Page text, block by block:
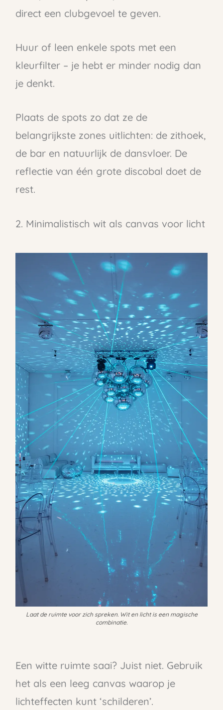
direct een clubgevoel te geven.
Huur of leen enkele spots met een
kleurfilter – je hebt er minder nodig dan
je denkt.
Plaats de spots zo dat ze de
belangrijkste zones uitlichten: de zithoek,
de bar en natuurlijk de dansvloer. De
reflectie van één grote discobal doet de
rest.
2. Minimalistisch wit als canvas voor licht
Laat de ruimte voor zich spreken. Wit en licht is een magische
combinatie.
Een witte ruimte saai? Juist niet. Gebruik
het als een leeg canvas waarop je
lichteffecten kunt ‘schilderen’.